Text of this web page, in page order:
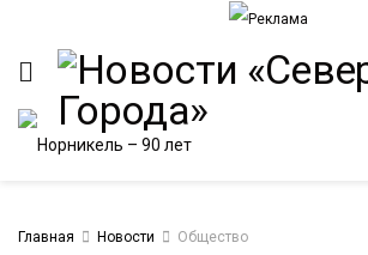
Главная Новости Общество